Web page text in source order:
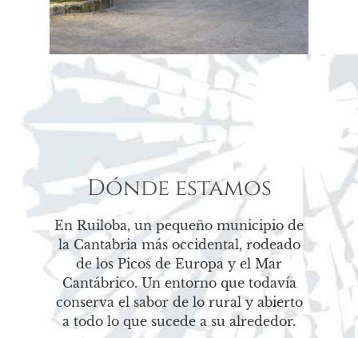
Dónde estamos
En Ruiloba, un pequeño municipio de
la Cantabria más occidental, rodeado
de los Picos de Europa y el Mar
Cantábrico. Un entorno que todavía
conserva el sabor de lo rural y abierto
a todo lo que sucede a su alrededor.